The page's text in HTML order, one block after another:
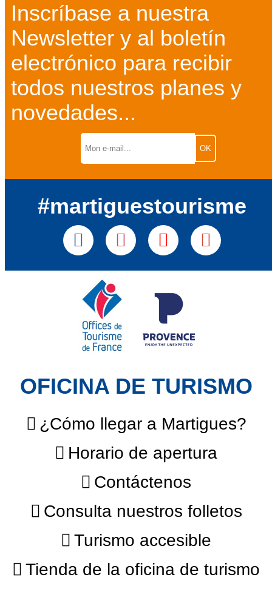
Inscríbase a nuestra
Newsletter y al boletín
electrónico para recibir
todos nuestros planes y
novedades...
#martiguestourisme
OFICINA DE TURISMO
¿Cómo llegar a Martigues?
Horario de apertura
Contáctenos
Consulta nuestros folletos
Turismo accesible
Tienda de la oficina de turismo